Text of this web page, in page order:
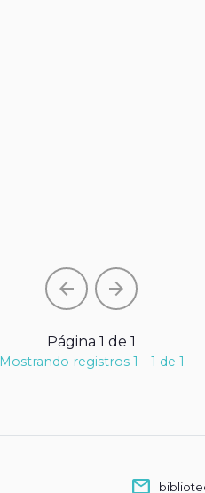
arrow_back arrow_forward
Página 1 de 1
Mostrando registros 1 - 1 de 1
mail